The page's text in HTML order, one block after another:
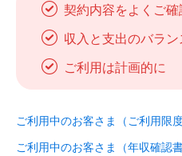
契約内容をよくご
収入と支出のバラ
ご利用は計画的に
ご利用中のお客さま（ご利用限
ご利用中のお客さま（年収確認